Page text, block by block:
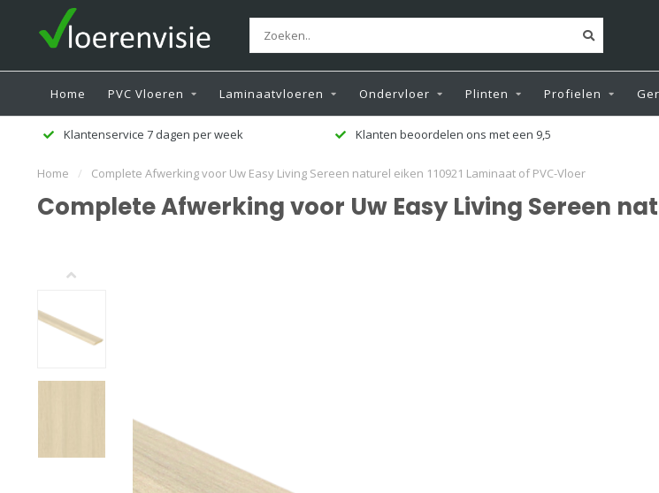
Home PVC Vloeren Laminaatvloeren Ondervloer Plinten Profielen
Klanten beoordelen ons met een 9,5 Geleverd tot aan de deur
Home / Complete Afwerking voor Uw Easy Living Sereen naturel eiken 110921 Laminaat of PVC-Vloer
Complete Afwerking voor Uw Easy Living Sereen